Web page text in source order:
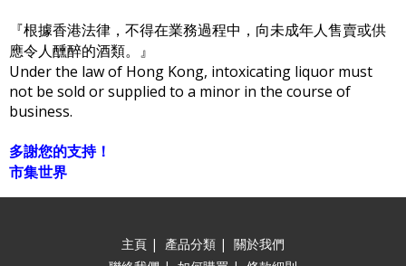
『根據香港法律，不得在業務過程中，向未成年人售賣或供
應令人醺醉的酒類。』
Under the law of Hong Kong, intoxicating liquor must
not be sold or supplied to a minor in the course of
business.
多謝您的支持！
市集世界
主頁 | 產品分類 | 關於我們